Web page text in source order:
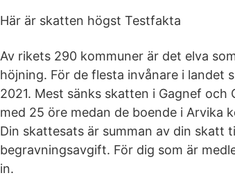
Här är skatten högst Testfakta
Av rikets 290 kommuner är det elva
höjning. För de flesta invånare i
2021. Mest sänks skatten i Gagnef
med 25 öre medan de boende i Arvika
Din skattesats är summan av din skatt
begravningsavgift. För dig som är
in.